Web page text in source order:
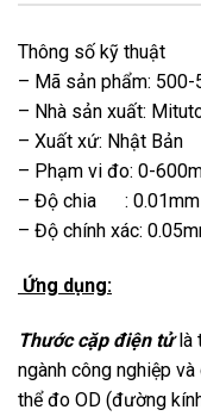
Thông số kỹ thuật
– Mã sản phẩm:
– Nhà sản xuất:
– Xuất xứ: Nhật Bản
– Phạm vi đo: 0-
– Độ chia : 0.01mm
– Độ chính xác:
Ứng dụng:
Thước cặp điện tửlà
ngành công nghiệp
thể đo OD (đường